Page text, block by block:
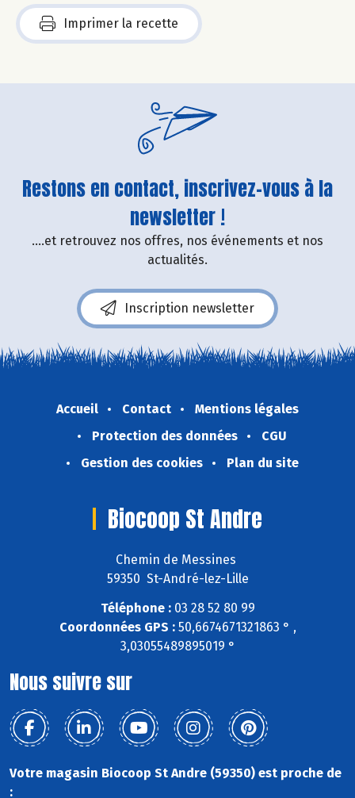
Imprimer la recette
Restons en contact, inscrivez-vous à la
newsletter !
....et retrouvez nos offres, nos événements et nos
actualités.
Inscription newsletter
Accueil Contact
Mentions légales
Protection des données
CGU
Gestion des cookies
Plan du site
Biocoop St Andre
Chemin de Messines
59350 St-André-lez-Lille
Téléphone :03 28 52 80 99
Coordonnées GPS :50,6674671321863 ° ,
3,03055489895019 °
Nous suivre sur
Votre magasin Biocoop St Andre (59350) est proche de
: